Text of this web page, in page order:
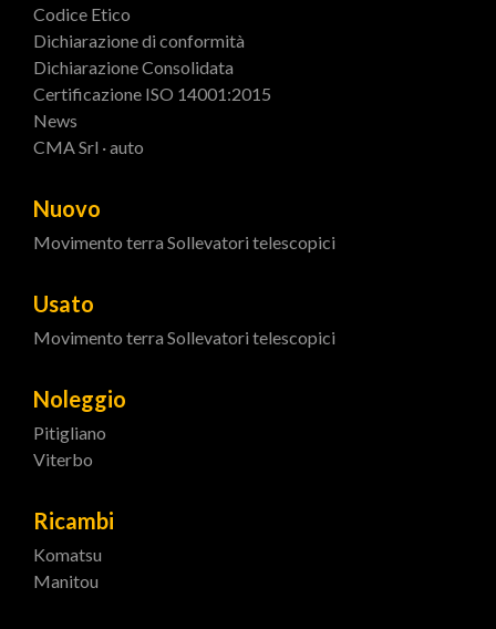
Codice Etico
Dichiarazione di conformità
Dichiarazione Consolidata
Certificazione ISO 14001:2015
News
CMA Srl · auto
Nuovo
Movimento terra Sollevatori telescopici
Usato
Movimento terra Sollevatori telescopici
Noleggio
Pitigliano
Viterbo
Ricambi
Komatsu
Manitou